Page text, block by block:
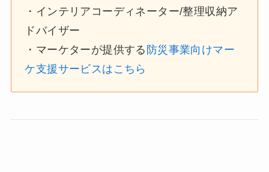
・インテリアコーディネーター/整理収納ア
ドバイザー
・マーケターが提供する 防災事業向けマー
ケ支援サービスはこちら